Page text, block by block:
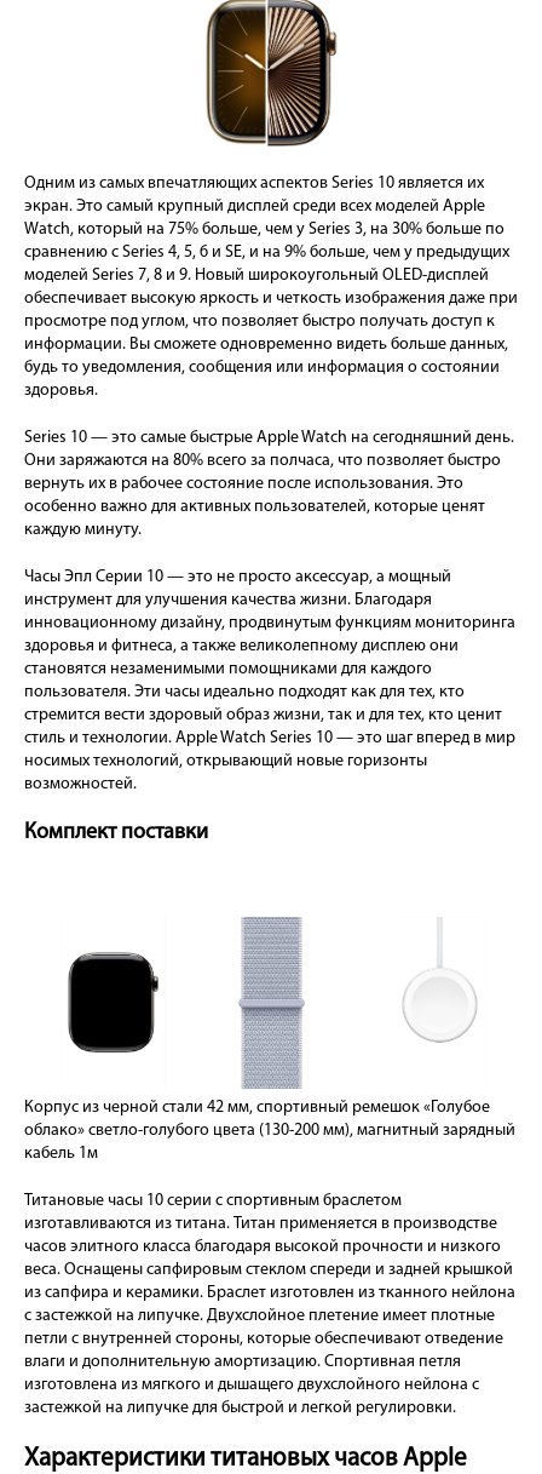
Одним из самых впечатляющих аспектов Series 10 является их
экран. Это самый крупный дисплей среди всех моделей Apple
Watch, который на 75% больше, чем у Series 3, на 30% больше по
сравнению с Series 4, 5, 6 и SE, и на 9% больше, чем у предыдущих
моделей Series 7, 8 и 9. Новый широкоугольный OLED-дисплей
обеспечивает высокую яркость и четкость изображения даже при
просмотре под углом, что позволяет быстро получать доступ к
информации. Вы сможете одновременно видеть больше данных,
будь то уведомления, сообщения или информация о состоянии
здоровья.
Series 10 — это самые быстрые Apple Watch на сегодняшний день.
Они заряжаются на 80% всего за полчаса, что позволяет быстро
вернуть их в рабочее состояние после использования. Это
особенно важно для активных пользователей, которые ценят
каждую минуту.
Часы Эпл Серии 10 — это не просто аксессуар, а мощный
инструмент для улучшения качества жизни. Благодаря
инновационному дизайну, продвинутым функциям мониторинга
здоровья и фитнеса, а также великолепному дисплею они
становятся незаменимыми помощниками для каждого
пользователя. Эти часы идеально подходят как для тех, кто
стремится вести здоровый образ жизни, так и для тех, кто ценит
стиль и технологии. Apple Watch Series 10 — это шаг вперед в мир
носимых технологий, открывающий новые горизонты
возможностей.
Комплект поставки
Корпус из черной стали 42 мм, спортивный ремешок «Голубое
облако» светло-голубого цвета (130-200 мм), магнитный зарядный
кабель 1м
Титановые часы 10 серии с спортивным браслетом
изготавливаются из титана. Титан применяется в производстве
часов элитного класса благодаря высокой прочности и низкого
веса. Оснащены сапфировым стеклом спереди и задней крышкой
из сапфира и керамики. Браслет изготовлен из тканного нейлона
с застежкой на липучке. Двухслойное плетение имеет плотные
петли с внутренней стороны, которые обеспечивают отведение
влаги и дополнительную амортизацию. Спортивная петля
изготовлена из мягкого и дышащего двухслойного нейлона с
застежкой на липучке для быстрой и легкой регулировки.
Характеристики титановых часов Apple